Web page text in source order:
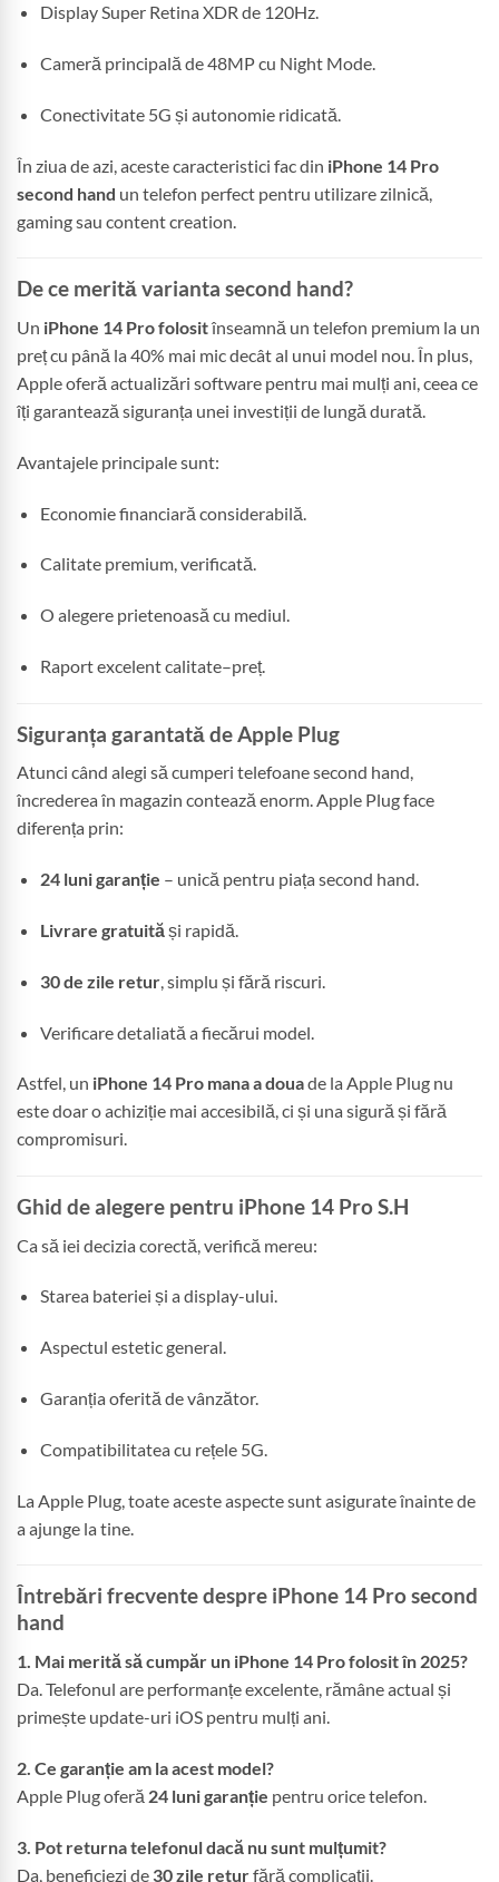
Display Super Retina XDR de 120Hz.
Cameră principală de 48MP cu Night Mode.
Conectivitate 5G și autonomie ridicată.
În ziua de azi, aceste caracteristici fac din iPhone 14 Pro
second hand un telefon perfect pentru utilizare zilnică,
gaming sau content creation.
De ce merită varianta second hand?
Un iPhone 14 Pro folositînseamnă un telefon premium la un
preț cu până la 40% mai mic decât al unui model nou. În plus,
Apple oferă actualizări software pentru mai mulți ani, ceea ce
îți garantează siguranța unei investiții de lungă durată.
Avantajele principale sunt:
Economie financiară considerabilă.
Calitate premium, verificată.
O alegere prietenoasă cu mediul.
Raport excelent calitate–preț.
Siguranța garantată de Apple Plug
Atunci când alegi să cumperi telefoane second hand,
încrederea în magazin contează enorm. Apple Plug face
diferența prin:
24 luni garanție – unică pentru piața second hand.
Livrare gratuităși rapidă.
30 de zile retur, simplu și fără riscuri.
Verificare detaliată a fiecărui model.
Astfel, un iPhone 14 Pro mana a douade la Apple Plug nu
este doar o achiziție mai accesibilă, ci și una sigură și fără
compromisuri.
Ghid de alegere pentru iPhone 14 Pro S.H
Ca să iei decizia corectă, verifică mereu:
Starea bateriei și a display-ului.
Aspectul estetic general.
Garanția oferită de vânzător.
Compatibilitatea cu rețele 5G.
La Apple Plug, toate aceste aspecte sunt asigurate înainte de
a ajunge la tine.
Întrebări frecvente despre iPhone 14 Pro second
hand
1. Mai merită să cumpăr un iPhone 14 Pro folosit în 2025?
Da. Telefonul are performanțe excelente, rămâne actual și
primește update-uri iOS pentru mulți ani.
2. Ce garanție am la acest model?
Apple Plug oferă 24 luni garanție pentru orice telefon.
3. Pot returna telefonul dacă nu sunt mulțumit?
Da, beneficiezi de 30 zile returfără complicații.